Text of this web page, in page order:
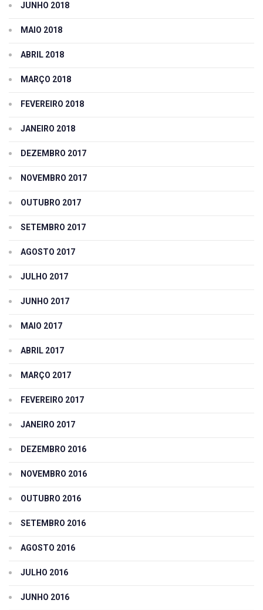
JUNHO 2018
MAIO 2018
ABRIL 2018
MARÇO 2018
FEVEREIRO 2018
JANEIRO 2018
DEZEMBRO 2017
NOVEMBRO 2017
OUTUBRO 2017
SETEMBRO 2017
AGOSTO 2017
JULHO 2017
JUNHO 2017
MAIO 2017
ABRIL 2017
MARÇO 2017
FEVEREIRO 2017
JANEIRO 2017
DEZEMBRO 2016
NOVEMBRO 2016
OUTUBRO 2016
SETEMBRO 2016
AGOSTO 2016
JULHO 2016
JUNHO 2016